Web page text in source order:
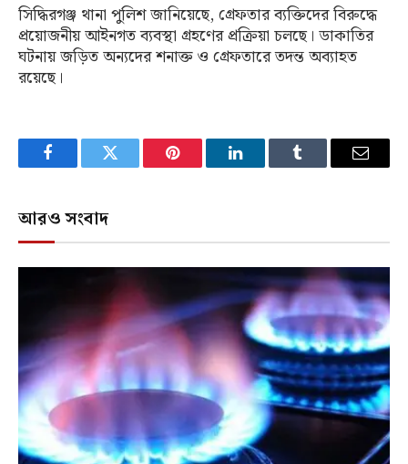
সিদ্ধিরগঞ্জ থানা পুলিশ জানিয়েছে, গ্রেফতার ব্যক্তিদের বিরুদ্ধে
প্রয়োজনীয় আইনগত ব্যবস্থা গ্রহণের প্রক্রিয়া চলছে। ডাকাতির
ঘটনায় জড়িত অন্যদের শনাক্ত ও গ্রেফতারে তদন্ত অব্যাহত
রয়েছে।
FacebookTwitter Pinterest LinkedInTumblr Email
আরও সংবাদ